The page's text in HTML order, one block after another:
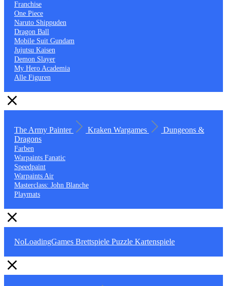
Franchise
One Piece
Naruto Shippuden
Dragon Ball
Mobile Suit Gundam
Jujutsu Kaisen
Demon Slayer
My Hero Academia
Alle Figuren
The Army Painter Kraken Wargames
Dungeons &
Dragons
Farben
Warpaints Fanatic
Speedpaint
Warpaints Air
Masterclass: John Blanche
Playmats
NoLoadingGames Brettspiele Puzzle Kartenspiele